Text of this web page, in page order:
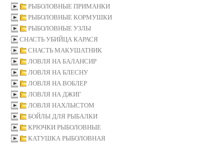
РЫБОЛОВНЫЕ ПРИМАНКИ
РЫБОЛОВНЫЕ КОРМУШКИ
РЫБОЛОВНЫЕ УЗЛЫ
СНАСТЬ УБИЙЦА КАРАСЯ
СНАСТЬ МАКУШАТНИК
ЛОВЛЯ НА БАЛАНСИР
ЛОВЛЯ НА БЛЕСНУ
ЛОВЛЯ НА ВОБЛЕР
ЛОВЛЯ НА ДЖИГ
ЛОВЛЯ НАХЛЫСТОМ
БОЙЛЫ ДЛЯ РЫБАЛКИ
КРЮЧКИ РЫБОЛОВНЫЕ
КАТУШКА РЫБОЛОВНАЯ